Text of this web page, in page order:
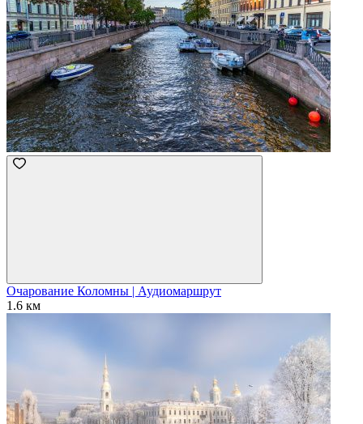
Очарование Коломны | Аудиомаршрут
1.6 км